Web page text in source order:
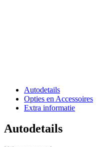
Autodetails
Opties en Accessoires
Extra informatie
Autodetails